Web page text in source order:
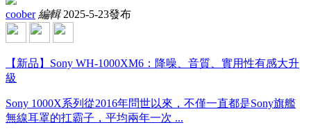
coober 編輯 2025-5-23發布
【新品】Sony WH-1000XM6：降噪、音質、實用性有感大升
級
Sony 1000X系列從2016年問世以來，不僅一直都是Sony旗艦
無線耳罩的扛霸子，平均兩年一次 ...